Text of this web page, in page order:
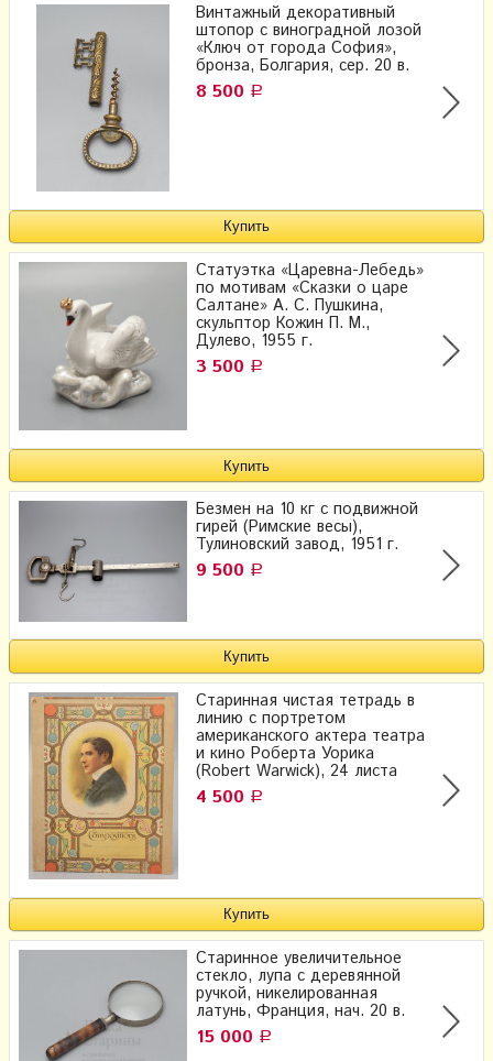
Винтажный декоративный
штопор с виноградной лозой
«Ключ от города София»,
бронза, Болгария, сер. 20 в.
8 500 Р
Статуэтка «Царевна-Лебедь»
по мотивам «Сказки о царе
Салтане» А. С. Пушкина,
скульптор Кожин П. М.,
Дулево, 1955 г.
3 500 Р
Безмен на 10 кг с подвижной
гирей (Римские весы),
Тулиновский завод, 1951 г.
9 500 Р
Старинная чистая тетрадь в
линию с портретом
американского актера театра
и кино Роберта Уорика
(Robert Warwick), 24 листа
4 500 Р
Старинное увеличительное
стекло, лупа с деревянной
ручкой, никелированная
латунь, Франция, нач. 20 в.
15 000 Р